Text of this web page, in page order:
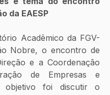
da EAESP
Acadêmico da FGV-
Nobre, o encontro de
e a Coordenação
de Empresas e
objetivo foi discutir o